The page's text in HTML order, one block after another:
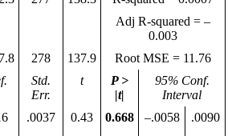
Adj R-squared = –
0.003
278 137.9
Root MSE = 11.76
Std.
Err.
t
P >
|t|
95% Conf.
Interval
.0037 0.43 0.668 –.0058
.0090